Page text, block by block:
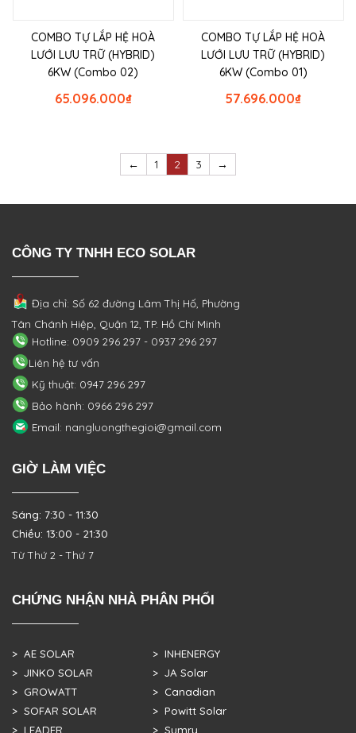
COMBO TỰ LẮP HỆ HOÀ
LƯỚI LƯU TRỮ (HYBRID)
6KW (Combo 02)
₫
65.096.000
COMBO TỰ LẮP HỆ HOÀ
LƯỚI LƯU TRỮ (HYBRID)
6KW (Combo 01)
₫
57.696.000
← 1 2 3 →
CÔNG TY TNHH ECO SOLAR
Địa chỉ: Số 62 đường Lâm Thị Hố, Phường
Tân Chánh Hiệp, Quận 12, TP. Hồ Chí Minh
Hotline: 0909 296 297 - 0937 296 297
Liên hệ tư vấn
Kỹ thuật: 0947 296 297
Bảo hành: 0966 296 297
Email: nangluongthegioi@gmail.com
GIỜ LÀM VIỆC
Sáng: 7:30 - 11:30
Chiều: 13:00 - 21:30
Từ Thứ 2 - Thứ 7
CHỨNG NHẬN NHÀ PHÂN PHỐI
> AE SOLAR
> JINKO SOLAR
> GROWATT
> SOFAR SOLAR
> LEADER
> INHENERGY
> JA Solar
> Canadian
> Powitt Solar
> Sumry